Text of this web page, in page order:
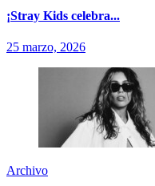
¡Stray Kids celebra...
25 marzo, 2026
Archivo